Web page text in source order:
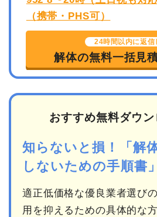
24時間以内に返信
解体の無料一括見
おすすめ無料ダウ
知らないと損！「解
しないための手順書」
適正低価格な優良業者選び
用を抑えるための具体的な